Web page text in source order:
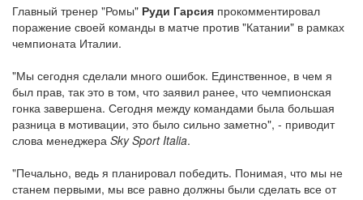
Главный тренер "Ромы" Руди Гарсия прокомментировал
поражение своей команды в матче против "Катании" в рамках
чемпионата Италии.
"Мы сегодня сделали много ошибок. Единственное, в чем я
был прав, так это в том, что заявил ранее, что чемпионская
гонка завершена. Сегодня между командами была большая
разница в мотивации, это было сильно заметно", - приводит
слова менеджера Sky Sport Italia.
"Печально, ведь я планировал победить. Понимая, что мы не
станем первыми, мы все равно должны были сделать все от